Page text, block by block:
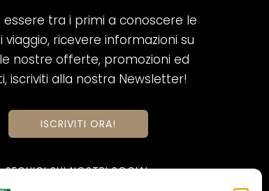
essere tra i primi a conoscere le
viaggio, ricevere informazioni su
nostre offerte, promozioni ed
iscriviti alla nostra Newsletter!
ISCRIVITI ORA!
SEGUICI SUI NOSTRI SOCIAL